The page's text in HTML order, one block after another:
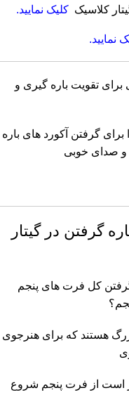
کلاسیک کلیک نمایید.
نمایید.
تقویت باره گیری و
برای گرفتن آکورد های باره
و صدای خوبی
گرفتن در گیتار
کل فرت های پنجم
هستند که برای هنرجوی
است از فرت پنجم شروع